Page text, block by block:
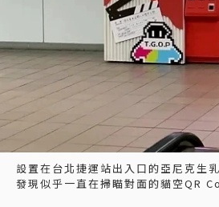
設置在台北捷運站出入口的亞尼克生
發現似乎一直在掃瞄對面的貓空QR